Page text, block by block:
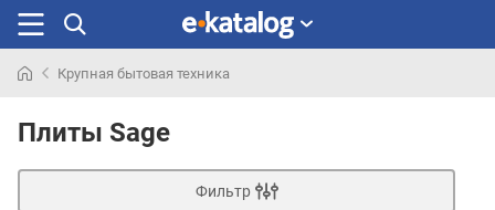
раньше
Крупная бытовая техника
Плиты Sage
Фильтр